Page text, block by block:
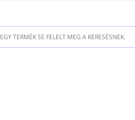
EGY TERMÉK SE FELELT MEG A KERESÉSNEK.